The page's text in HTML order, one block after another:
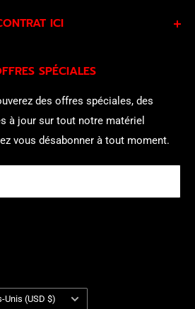
SPÉCIALES
des offres spéciales, des
à jour sur tout notre matériel
vous désabonner à tout moment.
etnos conditions
ICI
:se rétracter du contrat ici
Unis (USD $)